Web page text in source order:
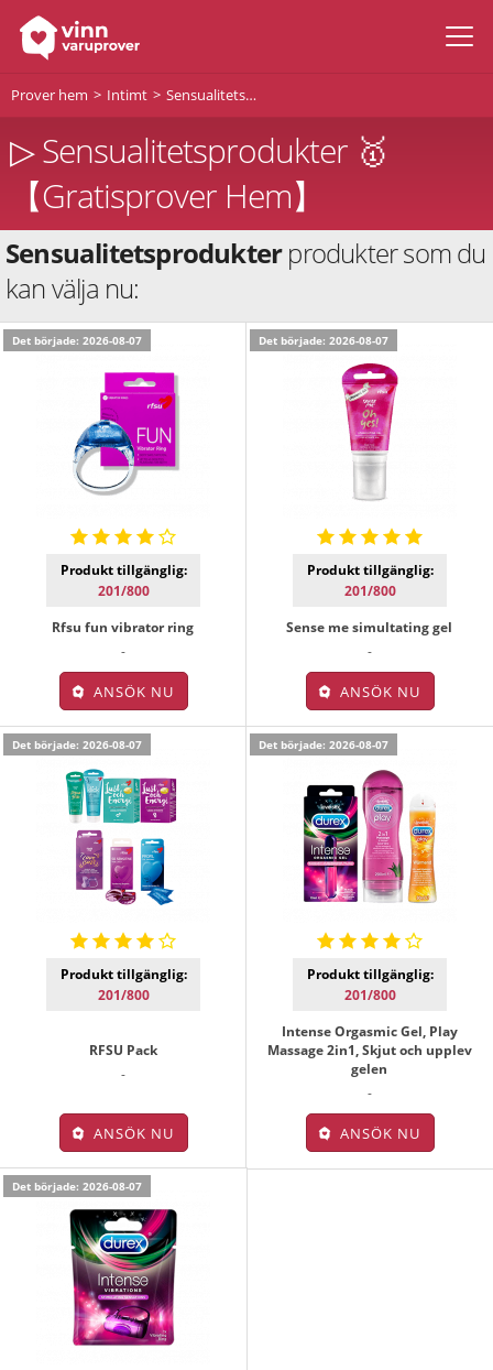
Prover hem Intimt Sensualitetsprodukter
▷ Sensualitetsprodukter 🥇
【Gratisprover Hem】
Sensualitetsprodukterprodukter som du
kan välja nu:
Det började: 2026-08-07
Produkt tillgänglig:
201/800
Rfsu fun vibrator ring
-
ANSÖK NU
Det började: 2026-08-07
Produkt tillgänglig:
201/800
Sense me simultating gel
-
ANSÖK NU
Det började: 2026-08-07
Produkt tillgänglig:
201/800
RFSU Pack
-
ANSÖK NU
Det började: 2026-08-07
Produkt tillgänglig:
201/800
Intense Orgasmic Gel, Play
Massage 2in1, Skjut och upplev
gelen
-
ANSÖK NU
Det började: 2026-08-07